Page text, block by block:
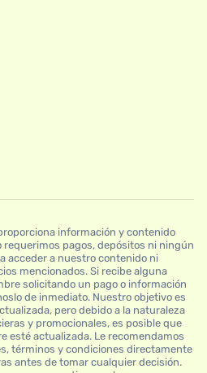
información y contenido
requerimos pagos, depósitos ni ningún
acceder a nuestro contenido ni
mencionados. Si recibe alguna
solicitando un pago o información
de inmediato. Nuestro objetivo es
pero debido a la naturaleza
y promocionales, es posible que
esté actualizada. Le recomendamos
términos y condiciones directamente
antes de tomar cualquier decisión.